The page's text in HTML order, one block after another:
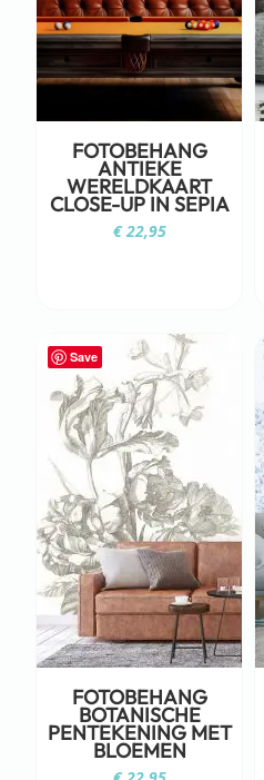
FOTOBEHANG
ANTIEKE
WERELDKAART
CLOSE-UP IN SEPIA
€22,95
Save
FOTOBEHANG
BOTANISCHE
PENTEKENING MET
BLOEMEN